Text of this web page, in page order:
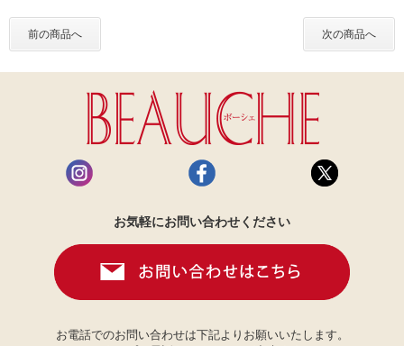
前の商品へ 次の商品へ
お気軽にお問い合わせください
お電話でのお問い合わせは下記よりお願いいたします。